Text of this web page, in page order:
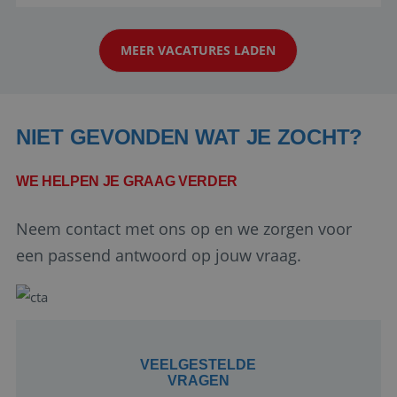
klanten te overtuigen om die droomreis te
boeken! ...
MEER VACATURES LADEN
NIET GEVONDEN WAT JE ZOCHT?
WE HELPEN JE GRAAG VERDER
Neem contact met ons op en we zorgen voor
een passend antwoord op jouw vraag.
VEELGESTELDE
VRAGEN
Google Privacy Policy